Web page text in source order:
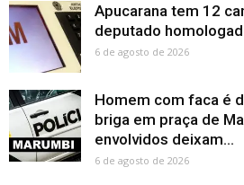
Apucarana tem 12
deputado
6 de agosto de 2026
Homem com faca é
briga em praça de
envolvidos deixam...
6 de agosto de 2026